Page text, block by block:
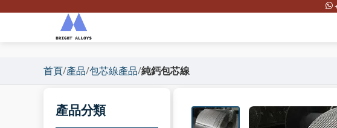
首頁/產品/包芯線產品/純鈣包芯線
產品分類